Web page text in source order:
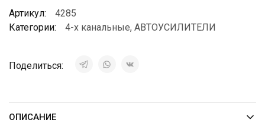
Артикул:
4285
Категории:
4-х канальные, АВТОУСИЛИТЕЛИ
Поделиться:
ОПИСАНИЕ